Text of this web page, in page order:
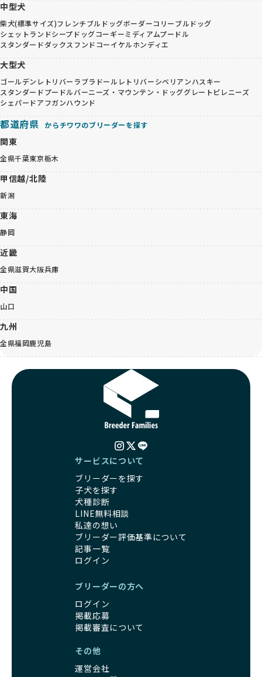
中型犬
柴犬(標準サイズ)フレンチブルドッグボーダーコリーブルドッグ
シェットランドシープドッグコーギーミディアムプードル
スタンダードダックスフンドコーイケルホンディエ
大型犬
ゴールデンレトリバー ラブラドールレトリバーシベリアンハスキー
スタンダードプードルバーニーズ・マウンテン・ドッググレートピレニーズ
シェパードアフガンハウンド
都道府県 からチワワのブリーダーを探す
関東
全県千葉東京栃木
甲信越/北陸
新潟
東海
静岡
近畿
全県滋賀大阪兵庫
中国
山口
九州
全県福岡鹿児島
サービスについて
ブリーダーを探す
子犬を探す
犬種診断
LINE無料相談
私達の想い
ブリーダー評価基準について
記事一覧
ログイン
ブリーダーの方へ
ログイン
掲載応募
掲載審査について
その他
運営会社